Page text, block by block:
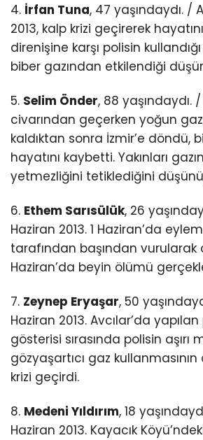
4. İrfan Tuna, 47 yaşındaydı. /
2013, kalp krizi geçirerek
direnişine karşı polisin
biber gazından etkilendiği
5. Selim Önder, 88 yaşındaydı.
civarından geçerken yoğun
kaldıktan sonra İzmir’e döndü,
hayatını kaybetti. Yakınları
yetmezliğini tetiklediğini
6. Ethem Sarısülük, 26
Haziran 2013. 1 Haziran’da
tarafından başından vurularak
Haziran’da beyin ölümü
7. Zeynep Eryaşar, 50
Haziran 2013. Avcılar’da
gösterisi sırasında polisin aşırı
gözyaşartıcı gaz
krizi geçirdi.
8. Medeni Yıldırım, 18
Haziran 2013. Kayacık